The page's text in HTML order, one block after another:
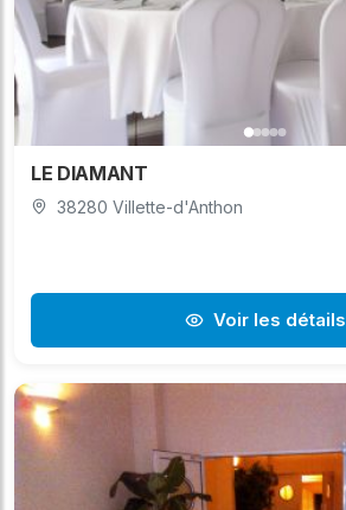
LE DIAMANT
38280 Villette-d'Anthon
Voir les détails